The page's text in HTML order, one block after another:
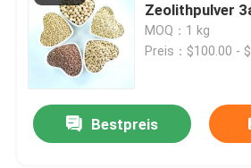
Zeolithpulver
MOQ：1 kg
Preis：$100.00 -
Bestpreis